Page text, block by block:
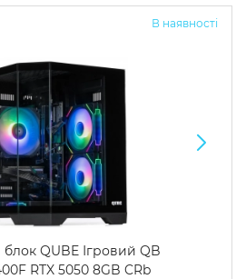
В наявності
QUBE Ігровий QB
RTX 5050 8GB CRb